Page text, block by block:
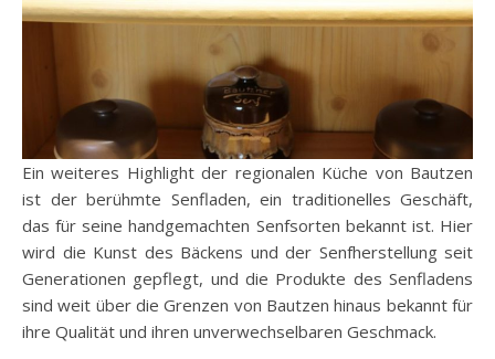
Ein weiteres Highlight der regionalen Küche von Bautzen
ist der berühmte Senfladen, ein traditionelles Geschäft,
das für seine handgemachten Senfsorten bekannt ist. Hier
wird die Kunst des Bäckens und der Senfherstellung seit
Generationen gepflegt, und die Produkte des Senfladens
sind weit über die Grenzen von Bautzen hinaus bekannt für
ihre Qualität und ihren unverwechselbaren Geschmack.